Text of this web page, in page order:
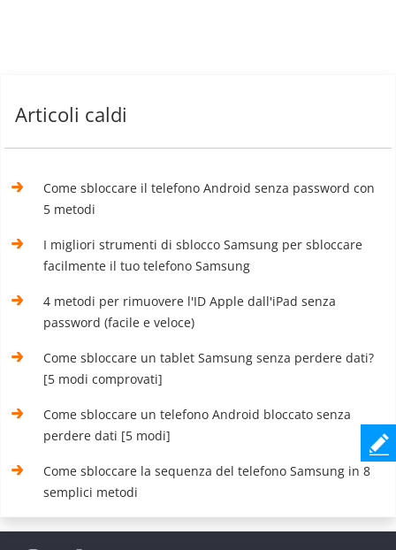
Articoli caldi
Come sbloccare il telefono Android senza password con
5 metodi
I migliori strumenti di sblocco Samsung per sbloccare
facilmente il tuo telefono Samsung
4 metodi per rimuovere l'ID Apple dall'iPad senza
password (facile e veloce)
Come sbloccare un tablet Samsung senza perdere dati?
[5 modi comprovati]
Come sbloccare un telefono Android bloccato senza
perdere dati [5 modi]
Come sbloccare la sequenza del telefono Samsung in 8
semplici metodi